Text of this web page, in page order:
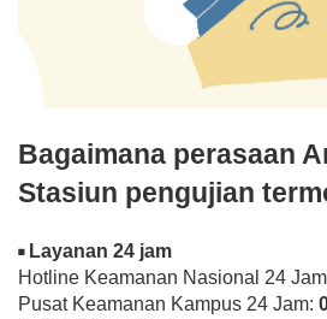
Bagaimana perasaan
Stasiun pengujian
◾ Layanan 24 jam
Hotline Keamanan Nasional 24
Pusat Keamanan Kampus 24 Jam: